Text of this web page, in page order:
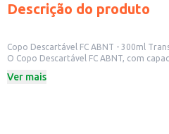
Descrição do produto
Copo Descartável FC ABNT - 300ml
O Copo Descartável FC ABNT, com capacidade de 300ml e
Dicas de uso:
Ver mais